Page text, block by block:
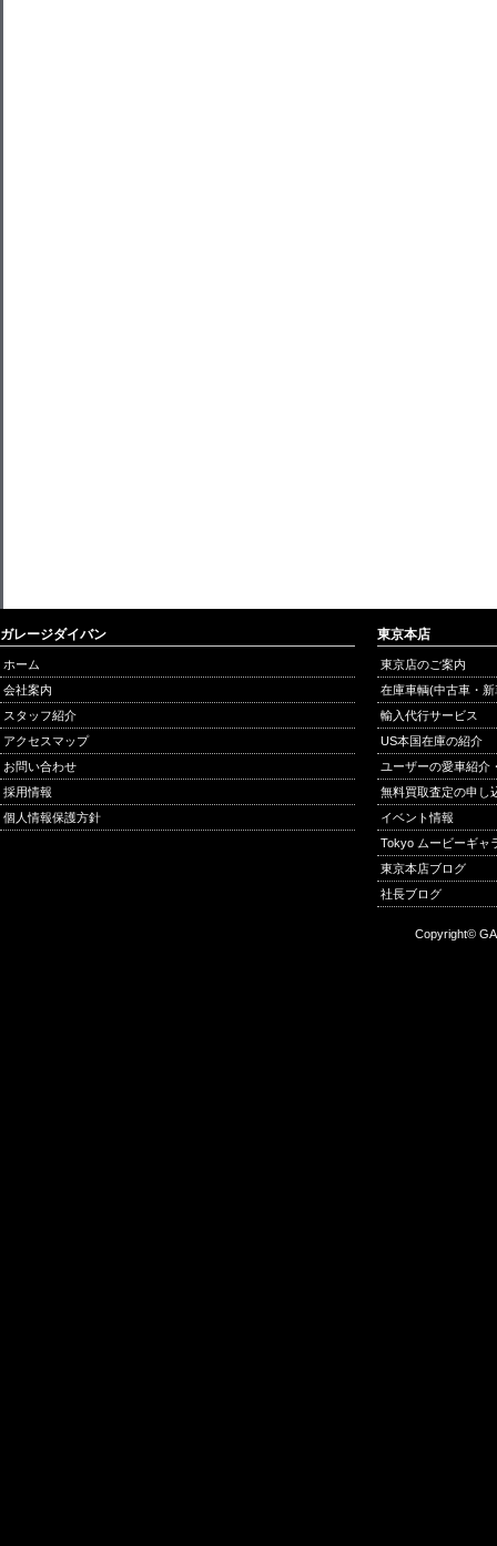
ガレージダイバン
ホーム
会社案内
スタッフ紹介
アクセスマップ
お問い合わせ
採用情報
個人情報保護方針
東京本店
東京店のご案内
在庫車輌(中古車・
輸入代行サービス
US本国在庫の紹介
ユーザーの愛車紹介
無料買取査定の申し
イベント情報
Tokyo ムービーギャ
東京本店ブログ
社長ブログ
Copyright©